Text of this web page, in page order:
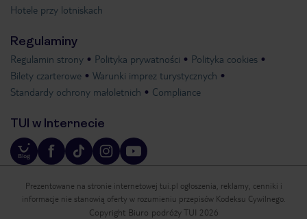
Hotele przy lotniskach
Regulaminy
Regulamin strony Polityka prywatności
Polityka cookies
Bilety czarterowe
Warunki imprez turystycznych
Standardy ochrony małoletnich
Compliance
TUI w Internecie
Prezentowane na stronie internetowej tui.pl ogłoszenia, reklamy, cenniki i
informacje nie stanowią oferty w rozumieniu przepisów Kodeksu Cywilnego.
Copyright Biuro podróży TUI 2026